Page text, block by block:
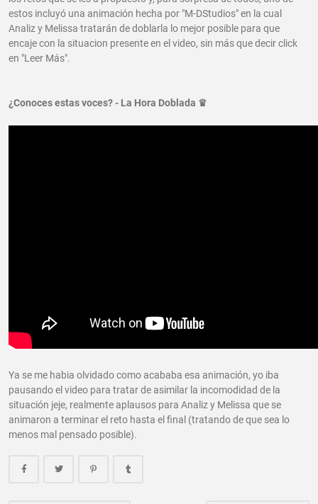
estos incluyó una animación hecha por "M-DStudios" en la cual
Analiz y Melissa tratarán de doblarla lo mejor posible para que
encaje con la situacion presente en el video, sin más que decir click
en "Leer Más".
¿Conoces estas voces? - La Hora Doblada ♛
Ya se me habia olvidado como acababa esa animación, yo iba
pausando el video para tratar de asimilar la incomodidad de la
situación jeje, realmente aplausos para Analiz y Melissa que se
animaron a terminar el reto hasta el final (tratando de que sea lo
menos mal pensado posible).